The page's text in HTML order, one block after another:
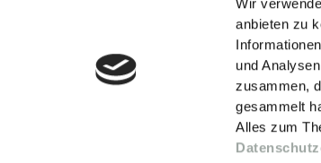
Wir
anbieten zu
und
zusammen,
gesammelt
Alles zum
entnehmen Sie unserer
Datenschutzerklärung
COOKIE EIN
STELLUNGE